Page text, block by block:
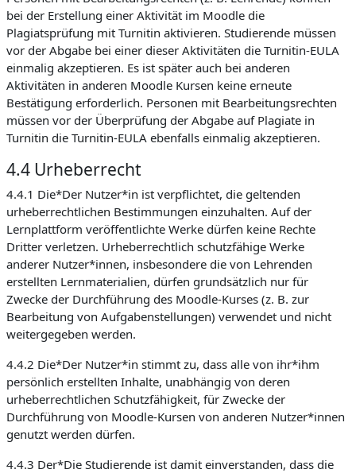
bei der Erstellung einer Aktivität im Moodle die
Plagiatsprüfung mit Turnitin aktivieren. Studierende müssen
vor der Abgabe bei einer dieser Aktivitäten die Turnitin-EULA
einmalig akzeptieren. Es ist später auch bei anderen
Aktivitäten in anderen Moodle Kursen keine erneute
Bestätigung erforderlich. Personen mit Bearbeitungsrechten
müssen vor der Überprüfung der Abgabe auf Plagiate in
Turnitin die Turnitin-EULA ebenfalls einmalig akzeptieren.
4.4 Urheberrecht
4.4.1 Die*Der Nutzer*in ist verpflichtet, die geltenden
urheberrechtlichen Bestimmungen einzuhalten. Auf der
Lernplattform veröffentlichte Werke dürfen keine Rechte
Dritter verletzen. Urheberrechtlich schutzfähige Werke
anderer Nutzer*innen, insbesondere die von Lehrenden
erstellten Lernmaterialien, dürfen grundsätzlich nur für
Zwecke der Durchführung des Moodle-Kurses (z. B. zur
Bearbeitung von Aufgabenstellungen) verwendet und nicht
weitergegeben werden.
4.4.2 Die*Der Nutzer*in stimmt zu, dass alle von ihr*ihm
persönlich erstellten Inhalte, unabhängig von deren
urheberrechtlichen Schutzfähigkeit, für Zwecke der
Durchführung von Moodle-Kursen von anderen Nutzer*innen
genutzt werden dürfen.
4.4.3 Der*Die Studierende ist damit einverstanden, dass die